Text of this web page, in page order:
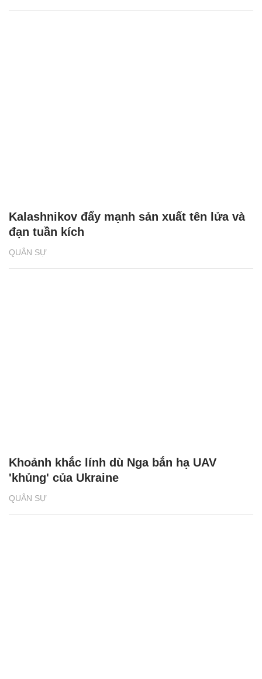
QUÂN SỰ
Kalashnikov đẩy mạnh sản xuất tên lửa và
đạn tuần kích
QUÂN SỰ
Khoảnh khắc lính dù Nga bắn hạ UAV
'khủng' của Ukraine